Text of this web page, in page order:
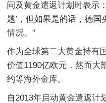
问及黄金遣返计划时表示
题’，但如果是的话，德
情况。"
作为全球第二大黄金持有
价值1190亿欧元，然而大
约等海外金库。
自2013年启动黄金遣返计